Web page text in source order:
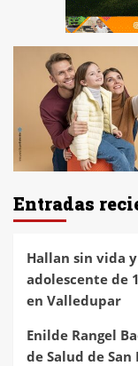
Entradas
Hallan sin vida
adolescente de
en Valledupar
Enilde Rangel
de Salud de San